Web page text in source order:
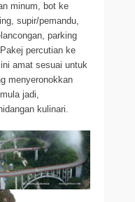
minum, bot ke
supir/pemandu,
parking
percutian ke
amat sesuai untuk
menyeronokkan
jadi,
kulinari.